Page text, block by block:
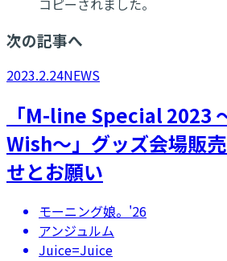
コピーされました。
次の記事へ
2023.2.24NEWS
「M-line Special 2023
Wish～」グッズ会場販
せとお願い
モーニング娘。'26
アンジュルム
Juice=Juice